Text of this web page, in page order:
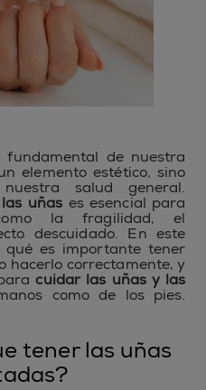
de nuestra
elemento estético, sino
salud general.
uñas es esencial para
la fragilidad, el
descuidado. En este
es importante tener
hacerlo correctamente, y
cuidar las uñas y las
como de los pies.
tener las uñas